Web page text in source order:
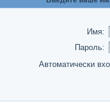
Имя:
Пароль:
Автоматически